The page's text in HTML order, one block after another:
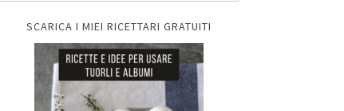
SCARICA I MIEI RICETTARI GRATUITI